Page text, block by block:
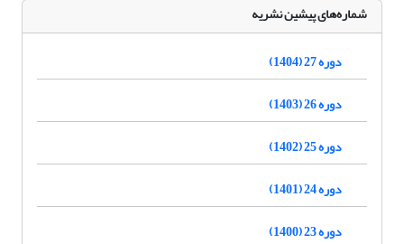
شماره‌های پیشین نشریه
دوره 27 (1404)
دوره 26 (1403)
دوره 25 (1402)
دوره 24 (1401)
دوره 23 (1400)